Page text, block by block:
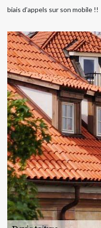
biais d’appels sur son mobile !!